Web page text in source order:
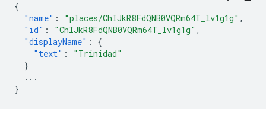
{
"name" : "places/ChIJkR8FdQNB0VQRm64T_lv1g1g" ,
"id" : "ChIJkR8FdQNB0VQRm64T_lv1g1g" ,
"displayName" :
{
"text" :
"Trinidad"
}
...
}